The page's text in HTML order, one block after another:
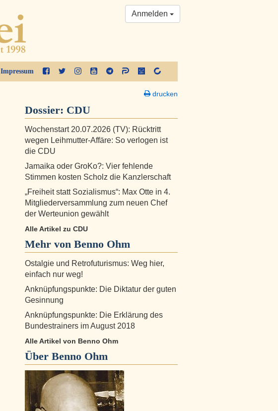
Impressum
Anmelden
drucken
Dossier: CDU
Wochenstart 20.07.2026 (TV): Rücktritt
wegen Leihmutter-Affäre: So verlogen ist
die CDU
Jamaika oder GroKo?: Vier fehlende
Stimmen kosten Scholz die Kanzlerschaft
„Freiheit statt Sozialismus“: Max Otte in 4.
Mitgliederversammlung zum neuen Chef
der Werteunion gewählt
Alle Artikel zu CDU
Mehr von Benno Ohm
Ostalgie und Retrofuturismus: Weg hier,
einfach nur weg!
Anknüpfungspunkte: Die Diktatur der guten
Gesinnung
Anknüpfungspunkte: Die Erklärung des
Bundestrainers im August 2018
Alle Artikel von Benno Ohm
Über Benno Ohm